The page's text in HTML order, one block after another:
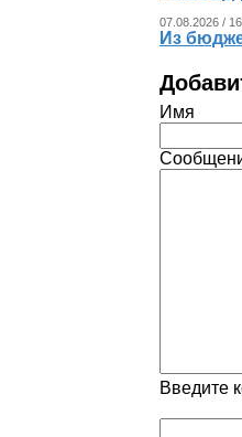
07.08.2026 /
Из
Имя
Введите